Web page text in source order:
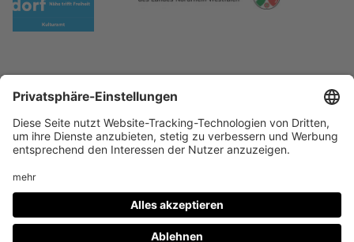
Footer
menu
IMPRESSUM PRIVACY
IMAI PLAY NUTZUNGSBEDINGUNGEN
Social
Media
FACEBOOK INSTAGRAM